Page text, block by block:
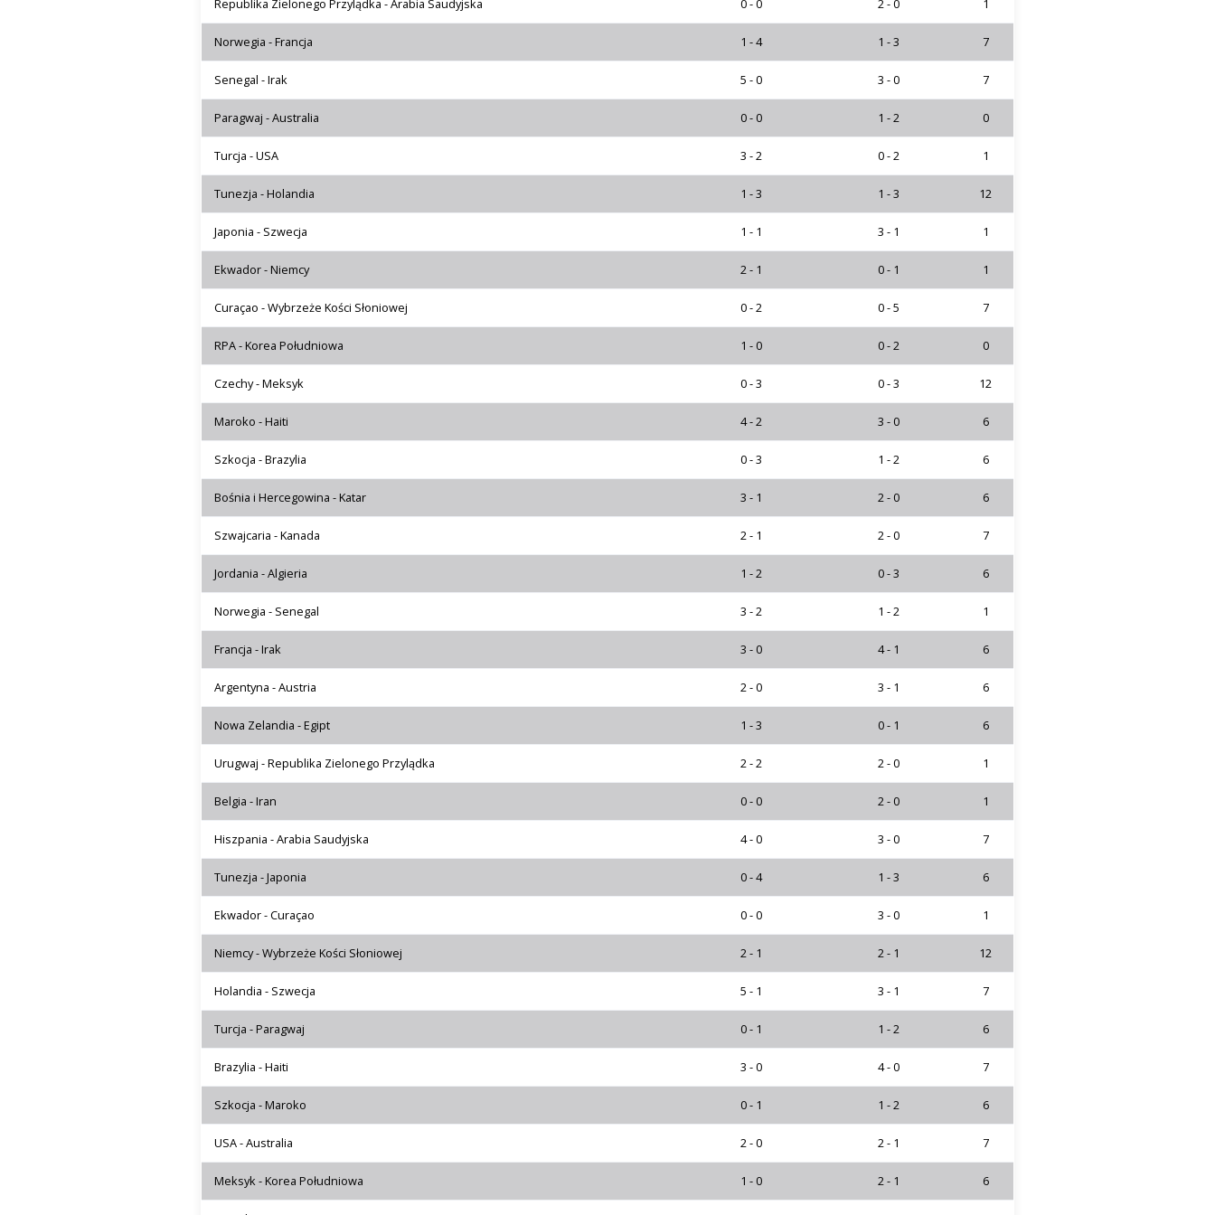
Republika Zielonego Przylądka - Arabia Saudyjska 0 - 0 2 - 0 1
Norwegia - Francja 1 - 4 1 - 3 7
Senegal - Irak 5 - 0 3 - 0 7
Paragwaj - Australia 0 - 0 1 - 2 0
Turcja - USA 3 - 2 0 - 2 1
Tunezja - Holandia 1 - 3 1 - 3 12
Japonia - Szwecja 1 - 1 3 - 1 1
Ekwador - Niemcy 2 - 1 0 - 1 1
Curaçao - Wybrzeże Kości Słoniowej 0 - 2 0 - 5 7
RPA - Korea Południowa 1 - 0 0 - 2 0
Czechy - Meksyk 0 - 3 0 - 3 12
Maroko - Haiti 4 - 2 3 - 0 6
Szkocja - Brazylia 0 - 3 1 - 2 6
Bośnia i Hercegowina - Katar 3 - 1 2 - 0 6
Szwajcaria - Kanada 2 - 1 2 - 0 7
Jordania - Algieria 1 - 2 0 - 3 6
Norwegia - Senegal 3 - 2 1 - 2 1
Francja - Irak 3 - 0 4 - 1 6
Argentyna - Austria 2 - 0 3 - 1 6
Nowa Zelandia - Egipt 1 - 3 0 - 1 6
Urugwaj - Republika Zielonego Przylądka 2 - 2 2 - 0 1
Belgia - Iran 0 - 0 2 - 0 1
Hiszpania - Arabia Saudyjska 4 - 0 3 - 0 7
Tunezja - Japonia 0 - 4 1 - 3 6
Ekwador - Curaçao 0 - 0 3 - 0 1
Niemcy - Wybrzeże Kości Słoniowej 2 - 1 2 - 1 12
Holandia - Szwecja 5 - 1 3 - 1 7
Turcja - Paragwaj 0 - 1 1 - 2 6
Brazylia - Haiti 3 - 0 4 - 0 7
Szkocja - Maroko 0 - 1 1 - 2 6
USA - Australia 2 - 0 2 - 1 7
Meksyk - Korea Południowa 1 - 0 2 - 1 6